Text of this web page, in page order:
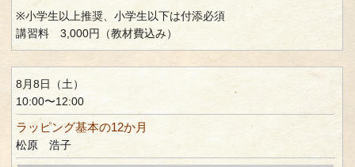
※小学生以上推奨、小学生以下は付添必須
講習料 3,000円（教材費込み）
8月8日（土）
10:00〜12:00
ラッピング基本の12か月
松原 浩子